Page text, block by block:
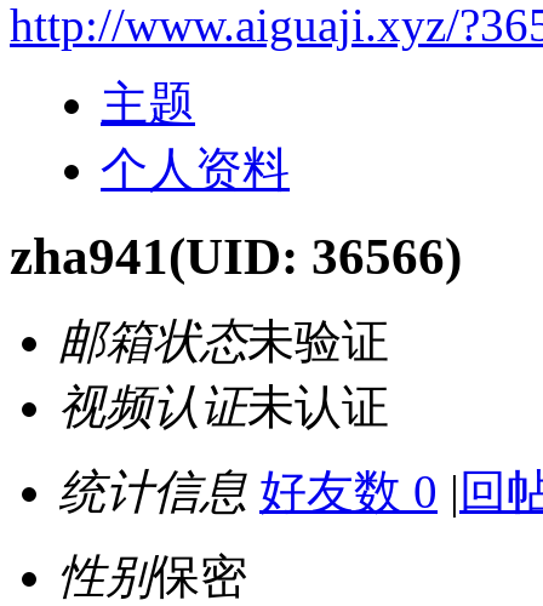
http://www.aiguaji.xyz/
主题
个人资料
zha941(UID: 36566)
邮箱状态未验证
视频认证未认证
统计信息 好友数 0 | 回
性别保密